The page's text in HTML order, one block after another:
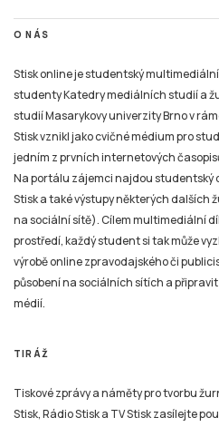
O NÁS
Stisk online je studentský
studenty Katedry mediálních studií a
studií Masarykovy univerzity Brno v
Stisk vznikl jako cvičné médium pro
jedním z prvních internetových
Na portálu zájemci najdou studentský
Stisk a také výstupy některých dalších
na sociální sítě). Cílem multimediální
prostředí, každý student si tak může
výrobě online zpravodajského či
působení na sociálních sítích a
médií.
TIRÁŽ
Tiskové zprávy a náměty pro tvorbu
Stisk, Rádio Stisk a TV Stisk zasílejte